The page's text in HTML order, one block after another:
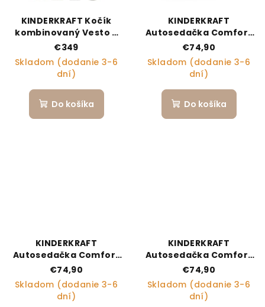
KINDERKRAFT Kočík
kombinovaný Vesto 2
3v1 Beige
€349
Skladom (dodanie 3-6
dní)
Do košíka
KINDERKRAFT
Autosedačka Comfort
Up 2 Plus i-Size (76-150
cm) Green
€74,90
Skladom (dodanie 3-6
dní)
Do košíka
KINDERKRAFT
Autosedačka Comfort
Up 2 Plus i-Size (76-150
cm) Black
€74,90
Skladom (dodanie 3-6
dní)
KINDERKRAFT
Autosedačka Comfort
Up 2 Plus i-Size (76-150
cm) Beige
€74,90
Skladom (dodanie 3-6
dní)